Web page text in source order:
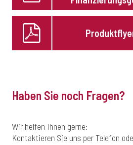
Haben Sie noch Fragen?
Wir helfen Ihnen gerne:
Kontaktieren Sie uns per Telefon